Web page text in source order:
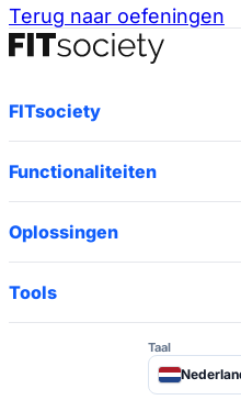
Terug naar oefeningen
FITsociety
Functionaliteiten
Oplossingen
Tools
Taal